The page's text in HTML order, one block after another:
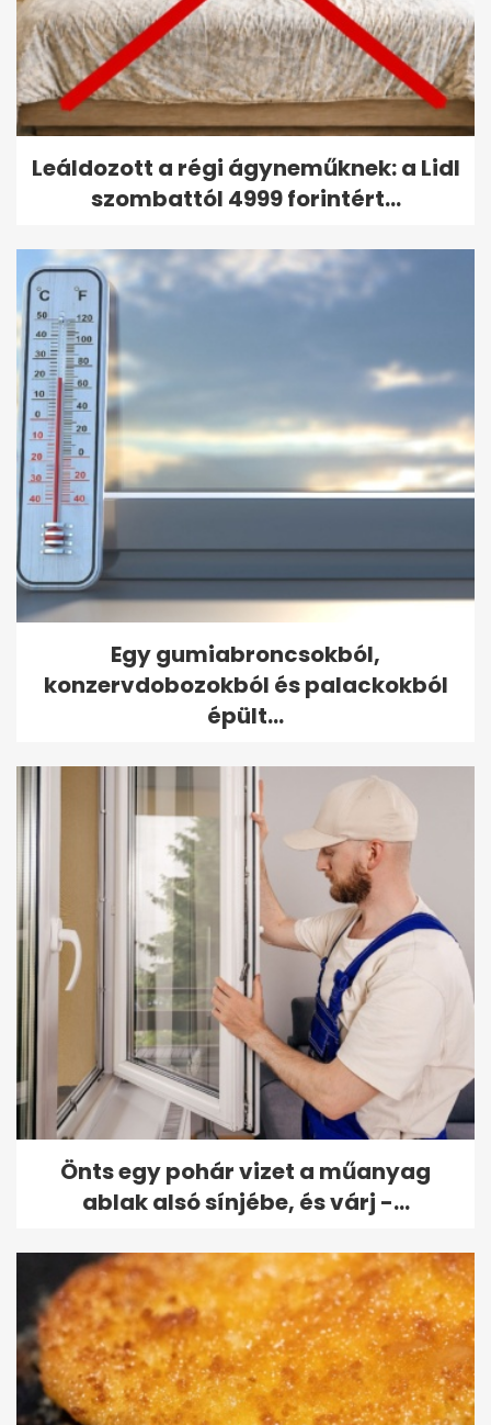
Leáldozott a régi ágyneműknek: a Lidl
szombattól 4999 forintért...
Egy gumiabroncsokból,
konzervdobozokból és palackokból
épült...
Önts egy pohár vizet a műanyag
ablak alsó sínjébe, és várj -...